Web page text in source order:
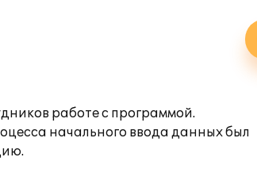
работе с программой.
начального ввода данных был